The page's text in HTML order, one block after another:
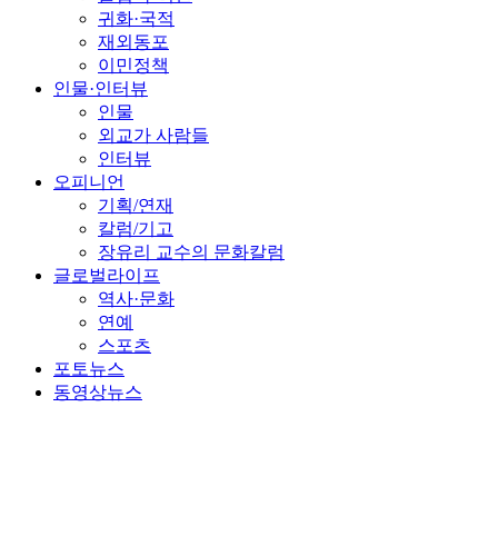
귀화·국적
재외동포
이민정책
인물·인터뷰
인물
외교가 사람들
인터뷰
오피니언
기획/연재
칼럼/기고
장유리 교수의 문화칼럼
글로벌라이프
역사·문화
연예
스포츠
포토뉴스
동영상뉴스